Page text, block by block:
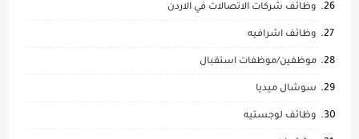
وظائف شركات الاتصالات في الاردن
وظائف اشرافيه
موظفين/موظفات استقبال
سوشال ميديا
وظائف لوجستيه